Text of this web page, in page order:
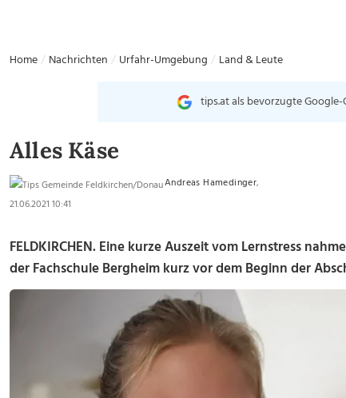
Home Nachrichten Urfahr-Umgebung Land & Leute
tips.at als bevorzugte
Alles Käse
Andreas Hamedinger,
21.06.2021 10:41
FELDKIRCHEN. Eine kurze Auszeit vom Lernstress
der Fachschule Bergheim kurz vor dem Beginn der